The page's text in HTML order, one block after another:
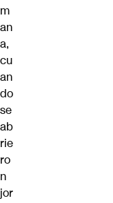
m
an
a,
cu
an
do
se
ab
rie
ro
n
jor